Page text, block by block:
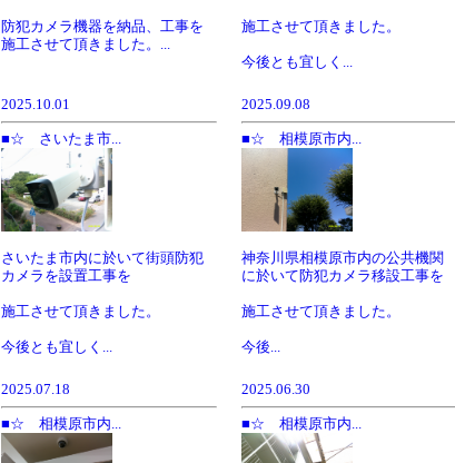
防犯カメラ機器を納品、工事を
施工させて頂きました。...
施工させて頂きました。
今後とも宜しく...
2025.10.01
■☆ さいたま市...
さいたま市内に於いて街頭防犯
カメラを設置工事を
施工させて頂きました。
今後とも宜しく...
2025.09.08
■☆ 相模原市内...
神奈川県相模原市内の公共機関
に於いて防犯カメラ移設工事を
施工させて頂きました。
今後...
2025.07.18
■☆ 相模原市内...
2025.06.30
■☆ 相模原市内...